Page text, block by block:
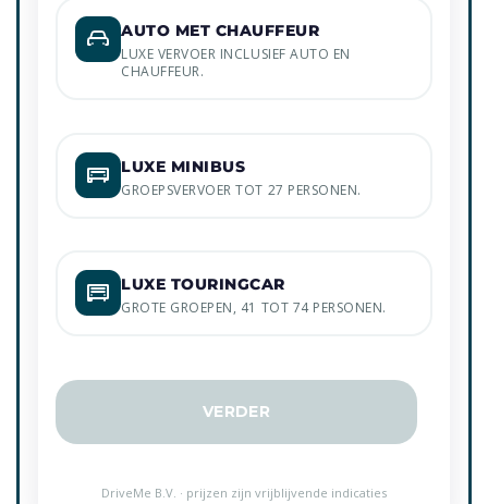
AUTO MET CHAUFFEUR
LUXE VERVOER INCLUSIEF AUTO EN
CHAUFFEUR.
LUXE MINIBUS
GROEPSVERVOER TOT 27 PERSONEN.
LUXE TOURINGCAR
GROTE GROEPEN, 41 TOT 74 PERSONEN.
VERDER
DriveMe B.V. · prijzen zijn vrijblijvende indicaties